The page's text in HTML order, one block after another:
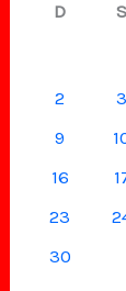
D S
2
3
9
16
23
30